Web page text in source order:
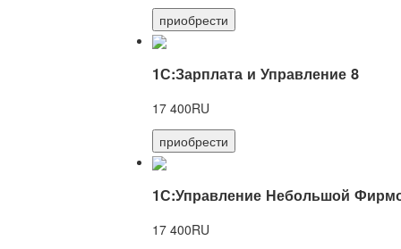
приобрести
1С:Зарплата и Управление 8
17 400RU
приобрести
1С:Управление Небольшой
17 400RU